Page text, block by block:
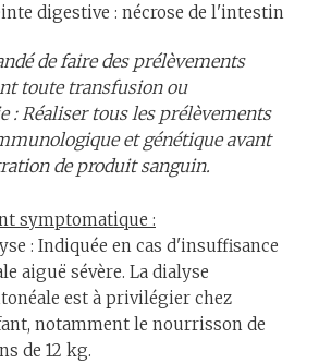
digestive : nécrose de l'intestin
de faire des prélèvements
toute transfusion ou
: Réaliser tous les prélèvements
et génétique avant
de produit sanguin.
symptomatique :
: Indiquée en cas d'insuffisance
aiguë sévère. La dialyse
est à privilégier chez
notamment le nourrisson de
de 12 kg.